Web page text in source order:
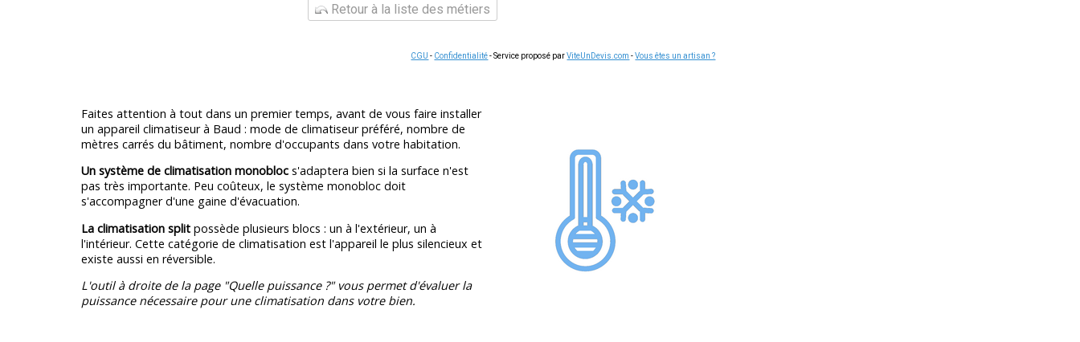
Retour à la liste des métiers
CGU - Confidentialité- Service proposé parViteUnDevis.com -Vous êtes un artisan ?
Faites attention à tout dans un premier temps, avant de vous faire installer
un appareil climatiseur à Baud : mode de climatiseur préféré, nombre de
mètres carrés du bâtiment, nombre d'occupants dans votre habitation.
Un système de climatisation monoblocs'adaptera bien si la surface n'est
pas très importante. Peu coûteux, le système monobloc doit
s'accompagner d'une gaine d'évacuation.
La climatisation splitpossède plusieurs blocs : un à l'extérieur, un à
l'intérieur. Cette catégorie de climatisation est l'appareil le plus silencieux et
existe aussi en réversible.
L'outil à droite de la page "Quelle puissance ?" vous permet d'évaluer la
puissance nécessaire pour une climatisation dans votre bien.